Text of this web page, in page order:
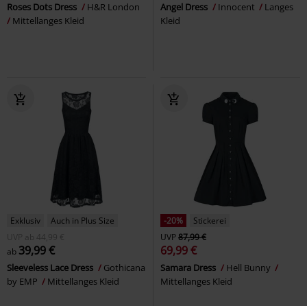
Roses Dots Dress
H&R London
Mittellanges Kleid
Angel Dress Innocent
Langes
Kleid
Exklusiv
Auch in Plus Size
UVP
ab
44,99 €
ab 39,99 €
Sleeveless Lace Dress
Gothicana
by EMP
Mittellanges Kleid
-20%
Stickerei
UVP87,99 €
69,99 €
Samara Dress
Hell Bunny
Mittellanges Kleid